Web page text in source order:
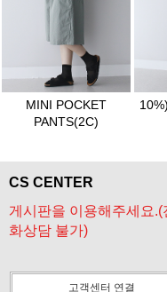
MINI POCKET
PANTS(2C)
CS CENTER
게시판을 이용해주세요.(
화상담 불가)
고객센터 연결